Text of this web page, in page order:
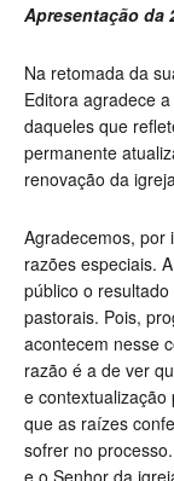
Apresentação da
Na retomada da
Editora agradece
daqueles que
permanente
renovação da
Agradecemos, por
razões especiais.
público o
pastorais. Pois,
acontecem nesse
razão é a de ver
e
que as raízes
sofrer no